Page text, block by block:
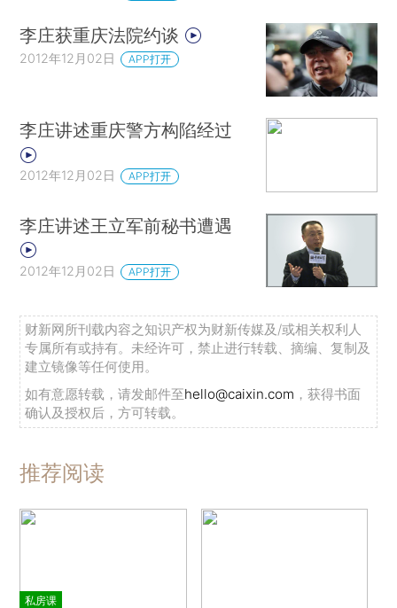
李庄获重庆法院约谈
2012年12月02日 APP打开
李庄讲述重庆警方构陷经过
2012年12月02日 APP打开
李庄讲述王立军前秘书遭遇
2012年12月02日 APP打开
财新网所刊载内容之知识产权为财新传媒及/或相关权利人
专属所有或持有。未经许可，禁止进行转载、摘编、复制及
建立镜像等任何使用。
如有意愿转载，请发邮件至hello@caixin.com ，获得书面
确认及授权后，方可转载。
推荐阅读
私房课